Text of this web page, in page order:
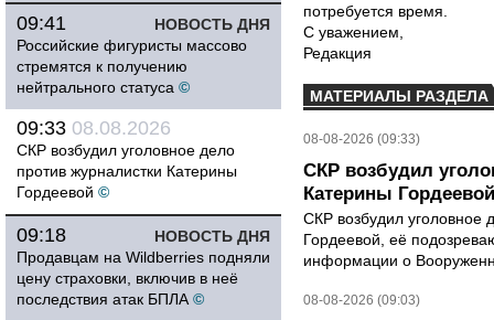
НОВОСТЬ ДНЯ
09:41
Российские фигуристы массово
стремятся к получению
нейтрального статуса ©
09:33 08.08.2026
СКР возбудил уголовное дело
против журналистки Катерины
Гордеевой ©
НОВОСТЬ ДНЯ
09:18
Продавцам на Wildberries подняли
цену страховки, включив в неё
последствия атак БПЛА ©
потребуется время.
С уважением,
Редакция
МАТЕРИАЛЫ РАЗДЕЛА
08-08-2026 (09:33)
СКР возбудил
Катерины Гордеевой
СКР возбудил уголовное
Гордеевой, её
информации о
08-08-2026 (09:03)